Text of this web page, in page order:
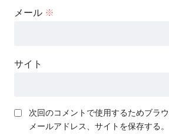
メール ※
サイト
次回のコメントで使用するためブラ
メールアドレス、サイトを保存する。